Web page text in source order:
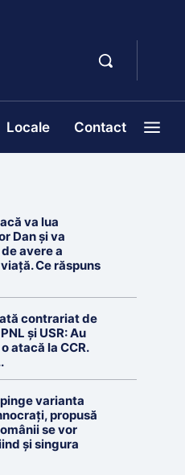
Locale Contact
va lua
Dan și va
avere a
Ce răspuns
contrariat de
și USR: Au
atacă la CCR.
varianta
propusă
se vor
și singura